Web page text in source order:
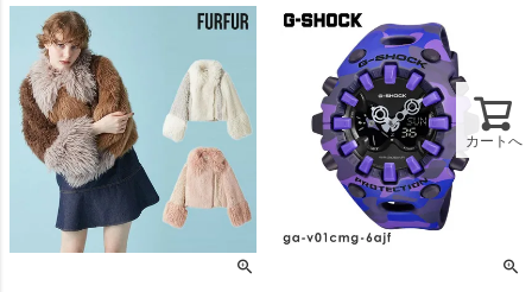
カートへ